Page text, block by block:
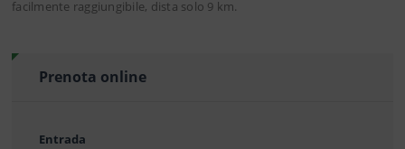
facilmente raggiungibile, dista solo 9 km.
Prenota online
Entrada